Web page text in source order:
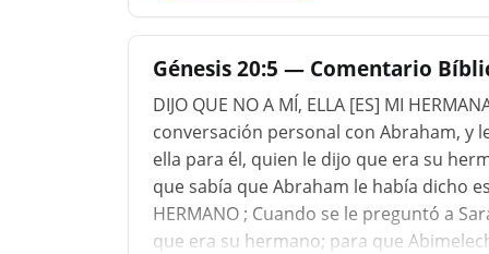
Génesis 20:5 — Comentario
DIJO QUE NO A MÍ, ELLA [ES] MI
conversación personal con Abraham, y
ella para él, quien le dijo que era su
que sabía que Abraham le había dicho
HERMANO ; Cuando se le preguntó a
que era su hermano; para que